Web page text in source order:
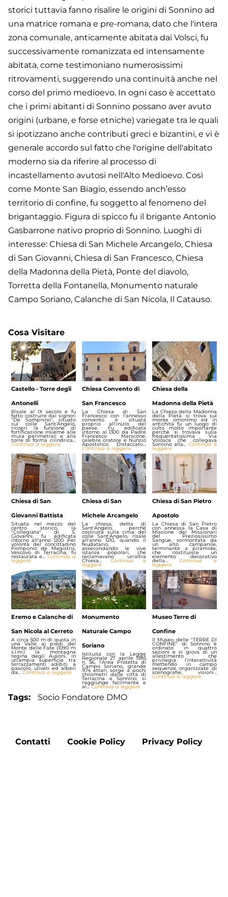
storici tuttavia fanno risalire le origini di Sonnino ad
una matrice romana e pre-romana, dato che l'intera
zona comunale, anticamente abitata dai Volsci, fu
successivamente romanizzata ed intensamente
abitata, come testimoniano numerosissimi
ritrovamenti, suggerendo una continuità anche nel
corso del primo medioevo. In ogni caso è accettato
che i primi abitanti di Sonnino possano aver avuto
origini (urbane, e forse etniche) variegate tra le quali
si ipotizzano anche contributi greci e bizantini, e vi è
generale accordo sul fatto che l'origine dell'abitato
moderno sia da riferire al processo di
incastellamento avutosi nell'Alto Medioevo. Così
come Monte San Biagio, essendo anch’esso
territorio di confine, fu soggetto al fenomeno del
brigantaggio. Figura di spicco fu il brigante Antonio
Gasbarrone nativo proprio di Sonnino. Luoghi di
interesse: Chiesa di San Michele Arcangelo, Chiesa
di San Giovanni, Chiesa di San Francesco, Chiesa
della Madonna della Pietà, Ponte del diavolo,
Torretta della Fontanella, Monumento naturale
Campo Soriano, Calanche di San Nicola, Il Catauso.
Cosa Visitare
Castello - Torre degli
Antonelli
Risale al IX secolo e fu
fatto costruire dai signori
"De Sompnino", situato
sul colle Sant’Angelo,
ricoprì la funzione di
fortificazione insieme alle
mura perimetrali e alla
torre di forma cilindrica…
Continua a leggere
Chiesa Convento di
San Francesco
La Chiesa di San
Francesco con l'annesso
convento è situata
proprio all'inizio del
paese. Fu edificata
intorno al 1300 da Padre
Francesco Manicone,
celebre oratore e Nunzio
Apostolico. Distaccato…
Continua a leggere
Chiesa della
Madonna della Pietà
La Chiesa della Madonna
della Pietà si trova sul
monte omonimo ed in
antichità fu un luogo di
culto molto importante
perchè si trovava sulla
frequentatissima Via
Volosca che collegava
Sonnino alla…Continua a
leggere
Chiesa di San
Giovanni Battista
Situata nel mezzo del
centro storico, la
"Collegiata" di S.
Giovanni, fu edificata
intorno all'anno 1200. Per
volontà del concittadino
Pomponio de Magistris,
Vescovo di Terracina, fu
restaurata e… Continua a
leggere
Chiesa di San
Michele Arcangelo
La chiesa, detta di
Sant'Angelo, perchè
costruita sulla cima del
colle Sant'Angelo, risale
all'anno 1210, quando il
feudatario,
assecondando le vive
istanze popolari, che
reclamavano un'altra
Chiesa…Continua a
leggere
Chiesa di San Pietro
Apostolo
La Chiesa di San Pietro
con annessa la Casa di
Missione dei Missionari
del Preziosissimo
Sangue, sormontata da
un alto campanile,
terminante a piramide,
che costituisce un
elemento decorativo
della…Continua a
leggere
Eremo e Calanche di
San Nicola al Cerreto
A circa 500 m di quota in
una Valle ai piedi del
Monte delle Fate (1090 m
s.l.m.) la montagna
regina degli Ausoni, in
un'ampia superficie tra
terrazzamenti adibiti a
pascolo, uliveti ed alberi
da… Continua a leggere
Monumento
Naturale Campo
Soriano
Istituita con la Legge
Regionale 27 aprile 1985
n. 56, l'Area Protetta di
Campo Soriano, grande
974 ettari, sorge a pochi
chilometri dalle città di
Terracina e Sonnino; si
raggiunge facilmente e
al… Continua a leggere
Museo Terre di
Confine
Il Museo delle "TERRE DI
CONFINE" di Sonnino è
ordinato in quattro
sezioni e si giova di un
allestimento che
privilegia l'interattività
mettendo in campo
sequenze organizzate di
scenografie, visioni…
Continua a leggere
Tags Socio Fondatore DMO
Footer
Contatti Cookie Policy Privacy Policy